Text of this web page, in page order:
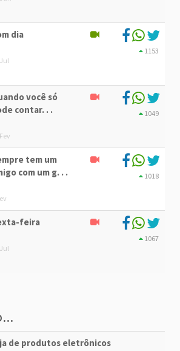
dia
1153
você só
contar. . .
1049
tem um
com um g. . .
1018
feira
1067
de produtos eletrônicos